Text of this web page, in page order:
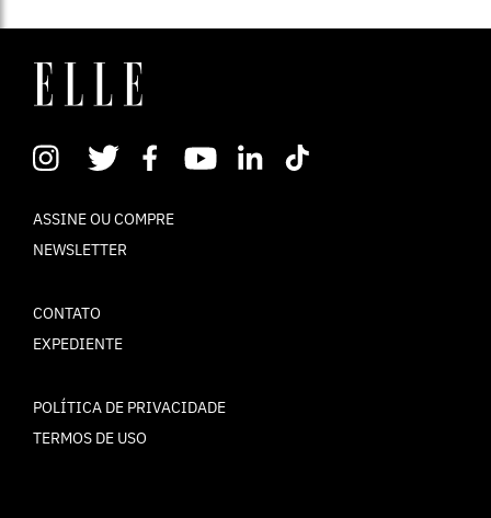
ASSINE OU COMPRE
NEWSLETTER
CONTATO
EXPEDIENTE
POLÍTICA DE PRIVACIDADE
TERMOS DE USO